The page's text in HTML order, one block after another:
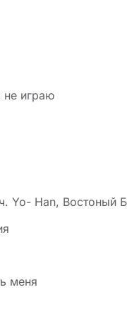
играю
Yo- Han, Востоный
меня